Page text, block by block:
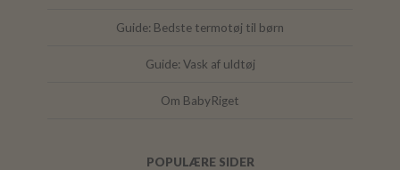
Guide: Bedste termotøj til børn
Guide: Vask af uldtøj
Om BabyRiget
POPULÆRE SIDER